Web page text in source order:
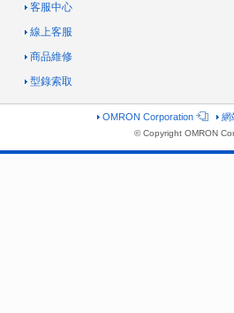
客服中心
線上客服
商品維修
型錄索取
OMRON Corporation 網
© Copyright OMRON